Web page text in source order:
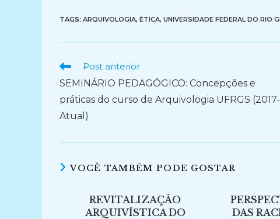
TAGS: ARQUIVOLOGIA, ÉTICA, UNIVERSIDADE FEDERAL DO RIO
Ler
artigos
Post anterior
SEMINÁRIO PEDAGÓGICO: Concepções e
práticas do curso de Arquivologia UFRGS (2017-
Atual)
VOCÊ TAMBÉM PODE GOSTAR
REVITALIZAÇÃO
ARQUIVÍSTICA DO
DAS